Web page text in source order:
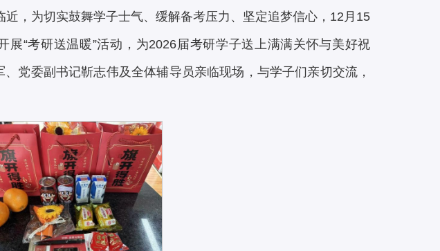
，为切实鼓舞学子士气、缓解备考压力、坚定追梦信心，12月15
展“考研送温暖”活动，为2026届考研学子送上满满关怀与美好祝
党委副书记靳志伟及全体辅导员亲临现场，与学子们亲切交流，